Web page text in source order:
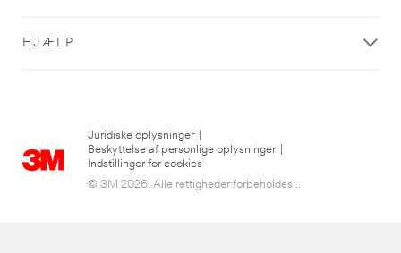
HJÆLP
Juridiske oplysninger
Beskyttelse af personlige oplysninger
Indstillinger for cookies
© 3M 2026. Alle rettigheder forbeholdes...